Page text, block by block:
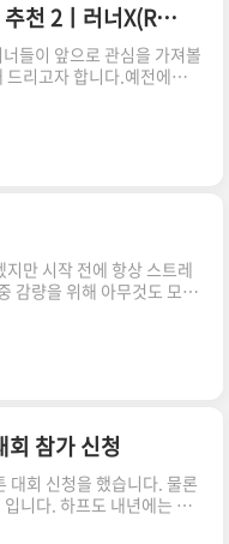
장
@easystrength101) 무
위 영상을 보고 그동안의
습니다.최근 3일 동안의
부분 무산소 운동 구간에
고 있었습니다. 위 기록들은
러너들이 함께하면 좋을 앱테크 추천 2ㅣ러너X(Runner X)
들이 앞으로 관심을 가져볼
드리고자 합니다.예전에는
런칭을 했었는데 Runner
딩 되었습니다. 최근 고팍
라는 토큰을 기반으로 하고
걷고 달리면 AIR 토큰을
보, 5천보, 1만보를 걸으면
을 보상으로 주는데,하루
로 주고 있습니다.랜덤으로
1AIR 를 넘는 경우도 있습니
능은?기본적으로 스트라
으로 러닝 기록을 저장
지만 시작 전에 항상 스트레
감량을 위해 아무것도 모르
동화 갈아신고 그냥 냅다
당시에는 체중도 체중 이거
되지 않아 5분 이상 한번에
정도 달리기가 익숙해지
에 맞는 사전 스트레칭은
달리기를 하시는 분들은 달
트레칭을 하지 않으시면 부
큼 높습니다. 러닝 강습 및
리어 김영복코치님은 이렇
참가 신청
대회 신청을 했습니다. 물론
니다. 하프도 내년에는 도
만 뭐든 차근차근 한 계단씩